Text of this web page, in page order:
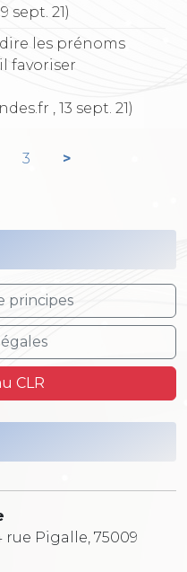
sept. 21)
les prénoms
favoriser
, 13 sept. 21)
3 >
principes
CLR
rue Pigalle, 75009